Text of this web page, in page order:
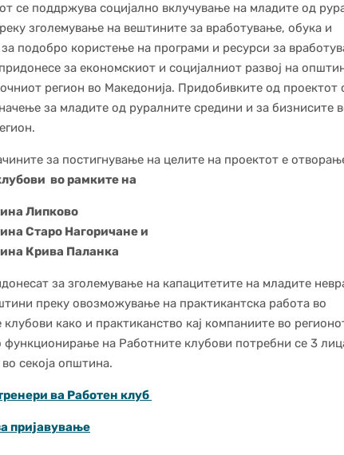
се поддржува социјално вклучување на младите од
зголемување на вештините за вработување, обука и
подобро користење на програми и ресурси за
за економскиот и социјалниот развој на
регион во Македонија. Придобивките од проектот
за младите од руралните средини и за бизнисите
за постигнување на целите на проектот е
во рамките на
Липково
Старо Нагоричане и
Крива Паланка
за зголемување на капацитетите на младите
преку овозможување на практикантска работа во
клубови како и практиканство кај компаниите во
функционирање на Работните клубови потребни се 3
секоја општина.
ва Работен клуб
пријавување